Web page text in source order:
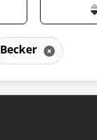
Becker